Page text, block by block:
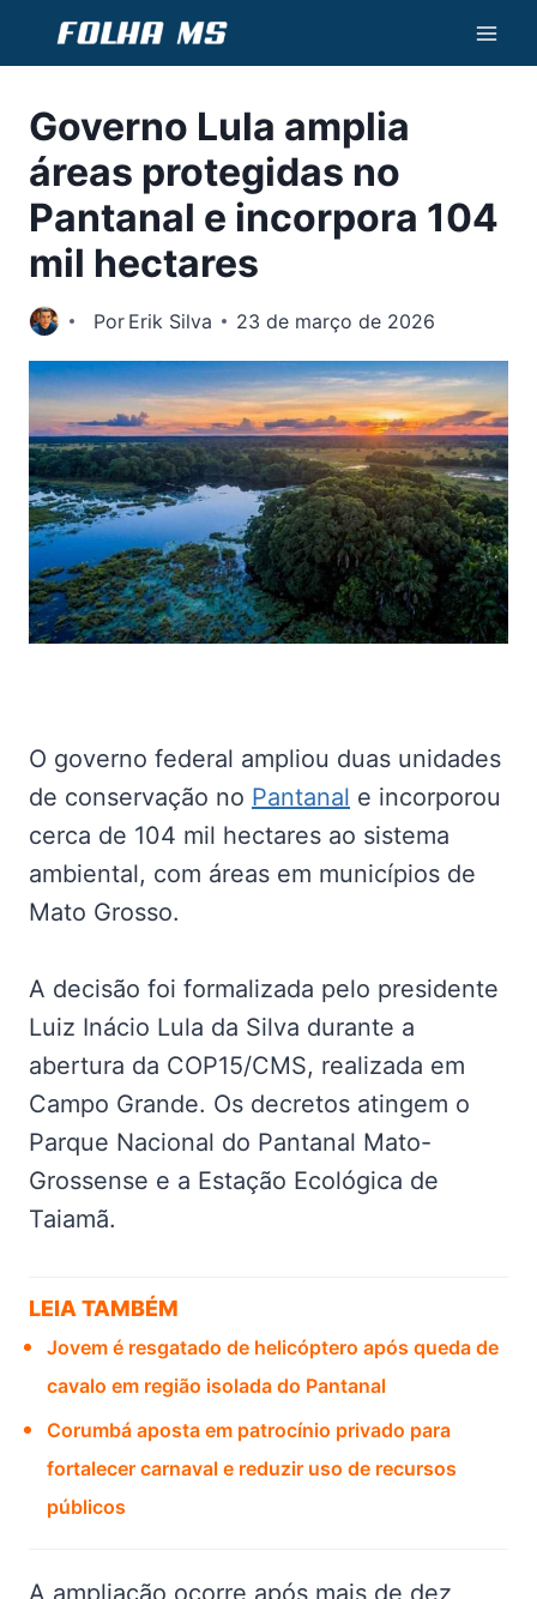
Conteúdo
Governo Lula amplia
áreas protegidas no
Pantanal e incorpora 104
mil hectares
Por Erik Silva 23 de março de 2026
O governo federal ampliou duas unidades
de conservação no Pantanal e incorporou
cerca de 104 mil hectares ao sistema
ambiental, com áreas em municípios de
Mato Grosso.
A decisão foi formalizada pelo presidente
Luiz Inácio Lula da Silva durante a
abertura da COP15/CMS, realizada em
Campo Grande. Os decretos atingem o
Parque Nacional do Pantanal Mato-
Grossense e a Estação Ecológica de
Taiamã.
LEIA TAMBÉM
Jovem é resgatado de helicóptero após queda de
cavalo em região isolada do Pantanal
Corumbá aposta em patrocínio privado para
fortalecer carnaval e reduzir uso de recursos
públicos
A ampliação ocorre após mais de dez